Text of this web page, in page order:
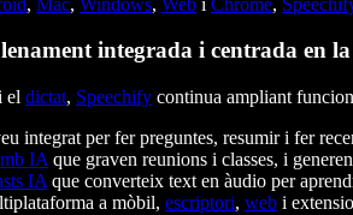
integrada i centrada en
el dictat, Speechify continua ampliant
integrat per fer preguntes, resumir i fer
IA que graven reunions i classes, i
IA que converteix text en àudio per
a mòbil, escriptori, web i